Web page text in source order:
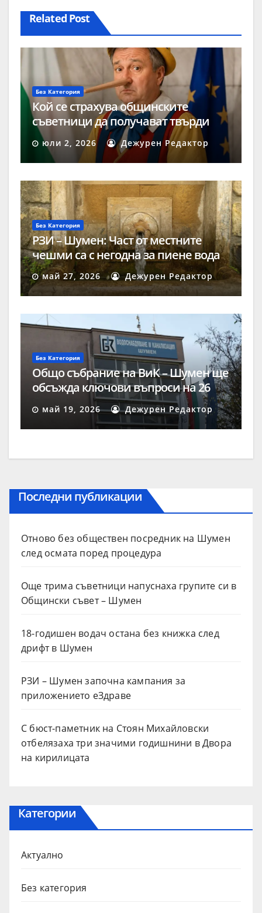
Related Post
Без Категория
Кой се страхува общинските
съветници да получават твърди
заплати?
юли 2, 2026 Дежурен Редактор
Без Категория
РЗИ – Шумен: Част от местните
чешми са с негодна за пиене вода
май 27, 2026 Дежурен Редактор
Без Категория
Общо събрание на ВиК – Шумен ще
обсъжда ключови въпроси на 26
май 19, 2026 Дежурен Редактор
Последни публикации
Отново без обществен посредник на Шумен
след осмата поред процедура
Още трима съветници напуснаха групите си в
Общински съвет – Шумен
18-годишен водач остана без книжка след
дрифт в Шумен
РЗИ – Шумен започна кампания за
приложението еЗдраве
С бюст-паметник на Стоян Михайловски
отбелязаха три значими годишнини в Двора
на кирилицата
Категории
Актуално
Без категория